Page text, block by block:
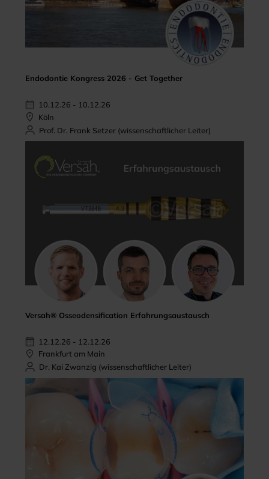
Endodontie Kongress 2026 - Get Together
10.12.26 - 10.12.26
Köln
Prof. Dr. Frank Setzer (wissenschaftlicher Leiter)
Versah® Osseodensification Erfahrungsaustausch
12.12.26 - 12.12.26
Frankfurt am Main
Dr. Kai Zwanzig (wissenschaftlicher Leiter)